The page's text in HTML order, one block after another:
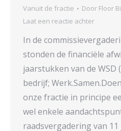
Vanuit de fractie Door Floor
Laat een reactie achter
In de
stonden de financiële
jaarstukken van de WSD
bedrijf;
onze fractie in principe
wel enkele
raadsvergadering van